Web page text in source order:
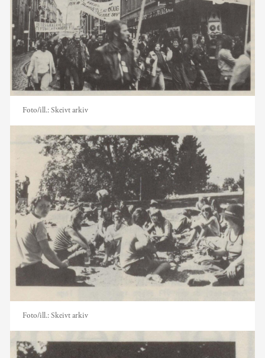
Foto/ill.:Skeivt arkiv
Foto/ill.:Skeivt arkiv